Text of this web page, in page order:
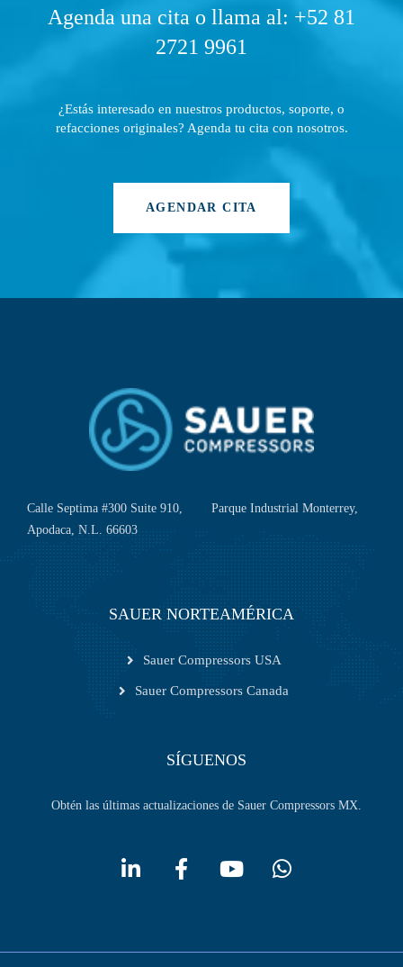
Agenda una cita o llama al: +52 81
2721 9961
¿Estás interesado en nuestros productos, soporte, o
refacciones originales? Agenda tu cita con nosotros.
AGENDAR CITA
Calle Septima #300 Suite 910, Parque Industrial Monterrey,
Apodaca, N.L. 66603
SAUER NORTEAMÉRICA
Sauer Compressors USA
Sauer Compressors Canada
SÍGUENOS
Obtén las últimas actualizaciones de Sauer Compressors MX.